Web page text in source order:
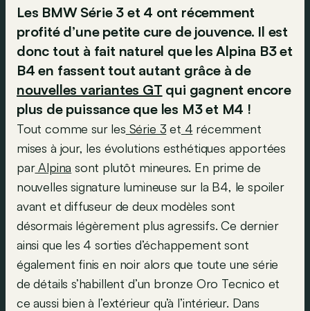
Les BMW Série 3 et 4 ont récemment
profité d’une petite cure de jouvence. Il est
donc tout à fait naturel que les Alpina B3 et
B4 en fassent tout autant grâce à de
nouvelles variantes GT qui gagnent encore
plus de puissance que les M3 et M4 !
Tout comme sur les Série 3 et 4 récemment
mises à jour, les évolutions esthétiques apportées
parAlpina sont plutôt mineures. En prime de
nouvelles signature lumineuse sur la B4, le spoiler
avant et diffuseur de deux modèles sont
désormais légèrement plus agressifs. Ce dernier
ainsi que les 4 sorties d’échappement sont
également finis en noir alors que toute une série
de détails s’habillent d’un bronze Oro Tecnico et
ce aussi bien à l’extérieur qu’à l’intérieur. Dans